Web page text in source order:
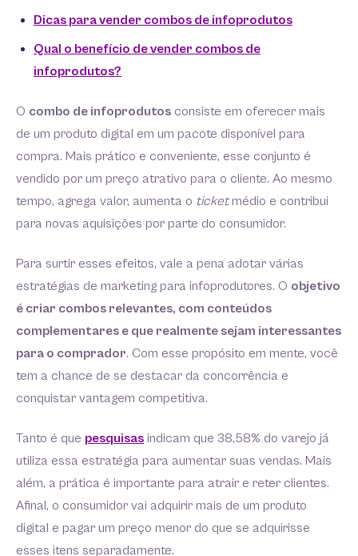
Dicas para vender combos de infoprodutos
Qual o benefício de vender combos de
infoprodutos?
O combo de infoprodutos consiste em oferecer mais
de um produto digital em um pacote disponível para
compra. Mais prático e conveniente, esse conjunto é
vendido por um preço atrativo para o cliente. Ao mesmo
tempo, agrega valor, aumenta o ticketmédio e contribui
para novas aquisições por parte do consumidor.
Para surtir esses efeitos, vale a pena adotar várias
estratégias de marketing para infoprodutores. O objetivo
é criar combos relevantes, com conteúdos
complementares e que realmente sejam interessantes
para o comprador. Com esse propósito em mente, você
tem a chance de se destacar da concorrência e
conquistar vantagem competitiva.
Tanto é que pesquisas indicam que 38,58% do varejo já
utiliza essa estratégia para aumentar suas vendas. Mais
além, a prática é importante para atrair e reter clientes.
Afinal, o consumidor vai adquirir mais de um produto
digital e pagar um preço menor do que se adquirisse
esses itens separadamente.